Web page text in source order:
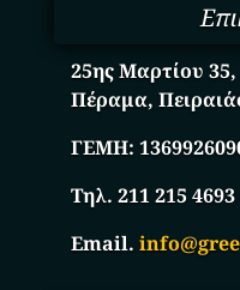
25ης Μαρτίου 35,
Πέραμα,
ΓΕΜΗ:
Τηλ. 211 215 4693
Email.